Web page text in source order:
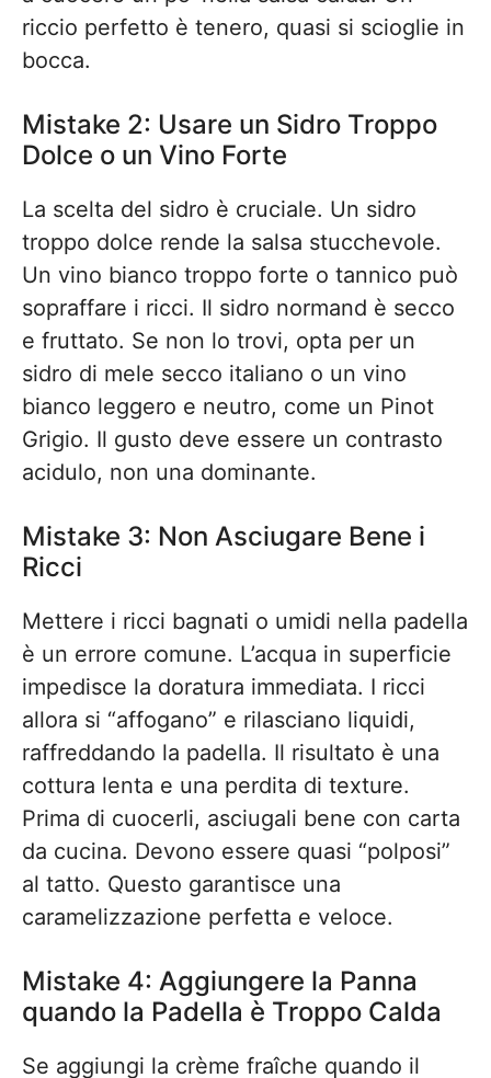
riccio perfetto è tenero, quasi si scioglie in
bocca.
Mistake 2: Usare un Sidro Troppo
Dolce o un Vino Forte
La scelta del sidro è cruciale. Un sidro
troppo dolce rende la salsa stucchevole.
Un vino bianco troppo forte o tannico può
sopraffare i ricci. Il sidro normand è secco
e fruttato. Se non lo trovi, opta per un
sidro di mele secco italiano o un vino
bianco leggero e neutro, come un Pinot
Grigio. Il gusto deve essere un contrasto
acidulo, non una dominante.
Mistake 3: Non Asciugare Bene i
Ricci
Mettere i ricci bagnati o umidi nella padella
è un errore comune. L’acqua in superficie
impedisce la doratura immediata. I ricci
allora si “affogano” e rilasciano liquidi,
raffreddando la padella. Il risultato è una
cottura lenta e una perdita di texture.
Prima di cuocerli, asciugali bene con carta
da cucina. Devono essere quasi “polposi”
al tatto. Questo garantisce una
caramelizzazione perfetta e veloce.
Mistake 4: Aggiungere la Panna
quando la Padella è Troppo Calda
Se aggiungi la crème fraîche quando il